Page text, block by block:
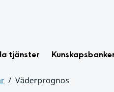
tjänster
Väderprognos